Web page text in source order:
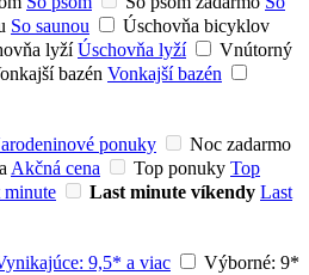
So saunou
Úschovňa bicyklov
lyží Úschovňa lyží
Vnútorný
bazén Vonkajší bazén
ponuky
Noc zadarmo
Akčná cena Top ponuky Top
minute Last minute víkendy Last
9,5* a viac
Výborné: 9*